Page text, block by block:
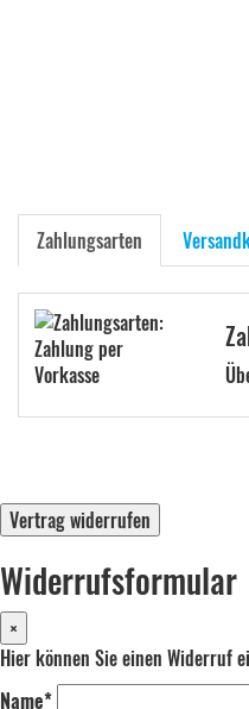
Zahlungsarten
Vertrag widerrufen
Widerrufsformular
×
Hier können Sie einen Widerruf
Name*